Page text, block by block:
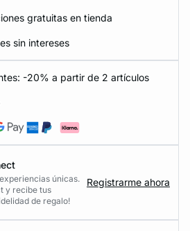
gratuitas en tienda
sin intereses
-20% a partir de 2 artículos
únicas.
y recibe tus
de regalo!
Registrarme ahora